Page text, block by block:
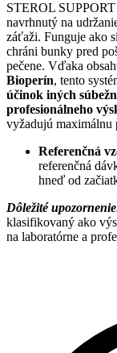
STEROL
navrhnutý na
záťaži. Funguje ako
chráni bunky pred
pečene. Vďaka
Bioperín, tento
účinok iných
profesionálneho
vyžadujú maximálnu
Referenčná
referenčná
hneď od
Dôležité
klasifikovaný ako
na laboratórne a